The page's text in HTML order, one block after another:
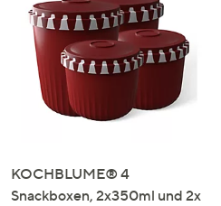
KOCHBLUME® 4
Snackboxen, 2x350ml und 2x